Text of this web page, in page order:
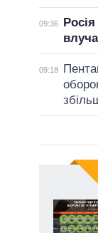
09:36
09:18